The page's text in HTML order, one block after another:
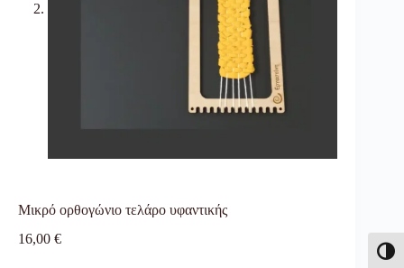
Μικρό ορθογώνιο τελάρο υφαντικής
16,00 €